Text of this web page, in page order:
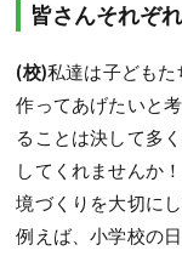
皆さんそれぞ
(校)私達は子どもた
作ってあげたいと
ることは決して多
してくれませんか
境づくりを大切にし
例えば、小学校の